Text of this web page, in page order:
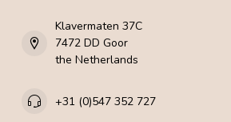
Klavermaten 37C
7472 DD Goor
the Netherlands
+31 (0)547 352 727